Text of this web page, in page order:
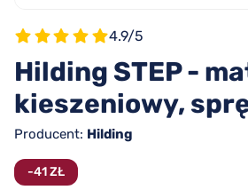
4.9/5
Hilding STEP -
kieszeniowy,
Producent: Hilding
-41 ZŁ